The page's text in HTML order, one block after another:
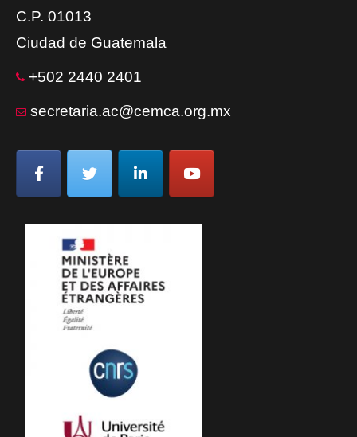
C.P. 01013
Ciudad de Guatemala
+502 2440 2401
secretaria.ac@cemca.org.mx